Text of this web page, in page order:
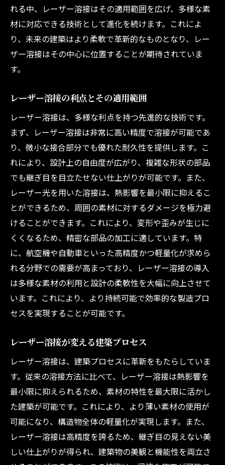
れる中、レーザー溶接はその適用範囲を広げ、多様な素
材に対応できる技術として進化を続けます。これによ
り、未来の建築はより柔軟で革新的なものとなり、レー
ザー溶接はその中心に位置することが期待されていま
す。
レーザー溶接の利点とその適用範囲
レーザー溶接は、多様な利点を持つ先進的な技術です。
まず、レーザー溶接は非常に高い精度で溶接が可能であ
り、微小な接合部分でも優れた耐久性を提供します。こ
れにより、設計上の自由度が広がり、複雑な形状の部品
でも継ぎ目を目立たせない仕上がりが可能です。また、
レーザー光を用いた溶接は、熱影響を最小限に抑えるこ
とができるため、周囲の素材に対するダメージを極力避
けることができます。これにより、変形や歪みが生じに
くくなるため、精密な部品の加工に適しています。特
に、航空機や自動車といった高精度かつ軽量化が求めら
れる分野での需要が高まっており、レーザー溶接の導入
は多様な素材の利用と設計の柔軟性を大幅に向上させて
います。これにより、より持続可能で効率的な製造プロ
セスを実現することが可能です。
レーザー溶接が変える建築プロセス
レーザー溶接は、建築プロセスに革新をもたらしていま
す。従来の溶接方法に比べて、レーザー溶接は熱影響を
最小限に抑えられるため、素材の特性を最大限に活かし
た建築が可能です。これにより、より薄い素材の使用が
可能になり、構造物全体の軽量化が実現します。また、
レーザー溶接は高精度を誇るため、継ぎ目の見えない美
しい仕上がりが得られ、建築物の美観と機能性を両立さ